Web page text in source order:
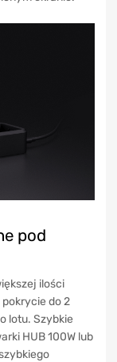
pod
ilości
do 2
lotu. Szybkie
HUB 100W lub